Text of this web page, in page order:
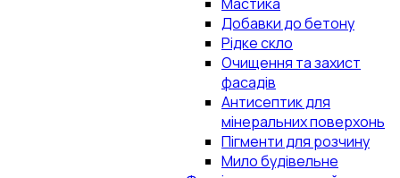
Добавки до бетону
Рідке скло
Очищення та захист
фасадів
Антисептик для
мінеральних поверхонь
Пігменти для розчину
Мило будівельне